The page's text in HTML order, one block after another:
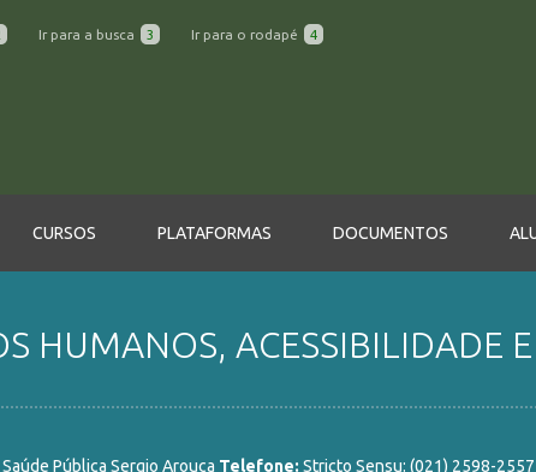
Ir para a busca 3 Ir para o rodapé 4
CURSOS PLATAFORMAS DOCUMENTOS
HUMANOS, ACESSIBILIDADE
Pública Sergio Arouca Telefone: Stricto Sensu: (021) 2598-